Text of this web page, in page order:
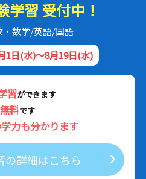
学習 受付中！
・数学/英語/国語
1日(水)～8月19日(水)
習ができます
料です
力も分かります
の詳細はこちら